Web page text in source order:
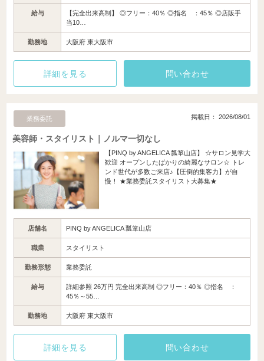
給与
【完全出来高制】 ◎フリー：40％ ◎指名 ：45％ ◎店販手
当10…
勤務地 大阪府 東大阪市
詳細を見る 問い合わせ
業務委託 掲載日： 2026/08/01
美容師・スタイリスト｜ノルマ一切なし
【PINQ by ANGELICA 瓢箪山店】 ☆サロン見学大
歓迎 オープンしたばかりの綺麗なサロン☆ トレ
ンド世代が多数ご来店♪【圧倒的集客力】が自
慢！ ★業務委託スタイリスト大募集★
店舗名 PINQ by ANGELICA 瓢箪山店
職業 スタイリスト
勤務形態 業務委託
給与
詳細参照 26万円 完全出来高制 ◎フリー：40％ ◎指名 ：
45％～55…
勤務地 大阪府 東大阪市
詳細を見る 問い合わせ